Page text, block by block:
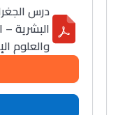
درس
البشرية –
والعلوم